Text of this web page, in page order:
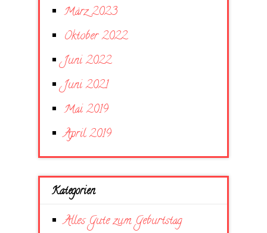
März 2023
Oktober 2022
Juni 2022
Juni 2021
Mai 2019
April 2019
Kategorien
Alles Gute zum Geburtstag